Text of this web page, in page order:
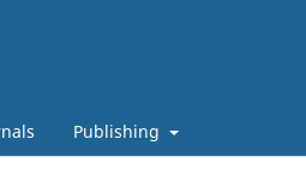
Publishing